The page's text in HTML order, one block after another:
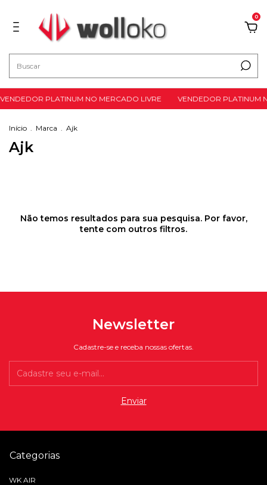
0
PLATINUM NO MERCADO LIVRE VENDEDOR PLATINUM
Início . Marca . Ajk
Ajk
Não temos resultados para sua pesquisa. Por favor,
tente com outros filtros.
Newsletter
Cadastre-se e receba nossas ofertas.
Categorias
WK AIR